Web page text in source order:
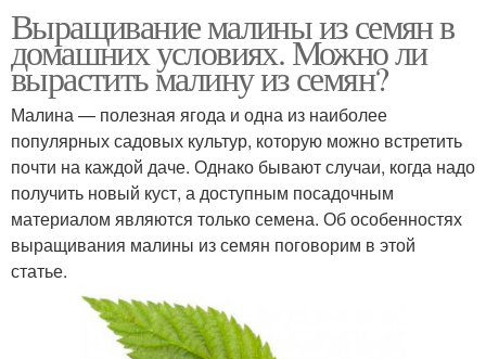
Выращивание малины из семян в
домашних условиях. Можно ли
вырастить малину из семян?
Малина — полезная ягода и одна из наиболее
популярных садовых культур, которую можно встретить
почти на каждой даче. Однако бывают случаи, когда надо
получить новый куст, а доступным посадочным
материалом являются только семена. Об особенностях
выращивания малины из семян поговорим в этой
статье.